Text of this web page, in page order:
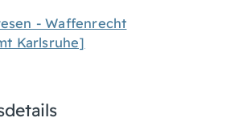
- Waffenrecht
Karlsruhe]